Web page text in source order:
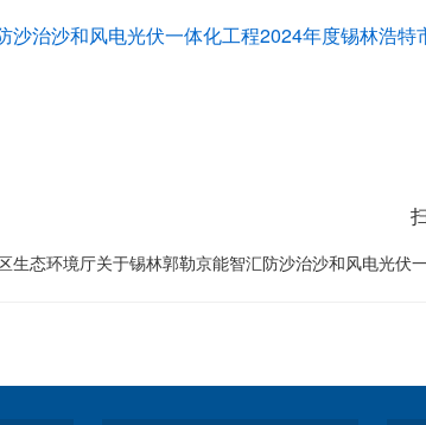
沙治沙和风电光伏一体化工程2024年度锡林浩
生态环境厅关于锡林郭勒京能智汇防沙治沙和风电光